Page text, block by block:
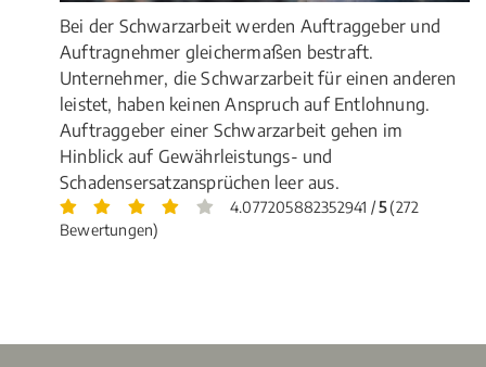
Bei der Schwarzarbeit werden Auftraggeber und
Auftragnehmer gleichermaßen bestraft.
Unternehmer, die Schwarzarbeit für einen anderen
leistet, haben keinen Anspruch auf Entlohnung.
Auftraggeber einer Schwarzarbeit gehen im
Hinblick auf Gewährleistungs- und
Schadensersatzansprüchen leer aus.
4.077205882352941 /5(272
Bewertungen)